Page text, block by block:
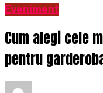
Eveniment
Cum alegi cele
pentru